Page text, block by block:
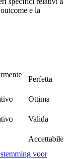
e la
Perfetta
Ottima
Valida
Accettabile
voor